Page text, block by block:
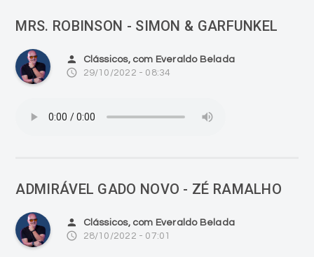
MRS. ROBINSON - SIMON & GARFUNKEL
person Clássicos, com Everaldo Belada
access_time 29/10/2022 - 08:34
ADMIRÁVEL GADO NOVO - ZÉ RAMALHO
person Clássicos, com Everaldo Belada
access_time 28/10/2022 - 07:01